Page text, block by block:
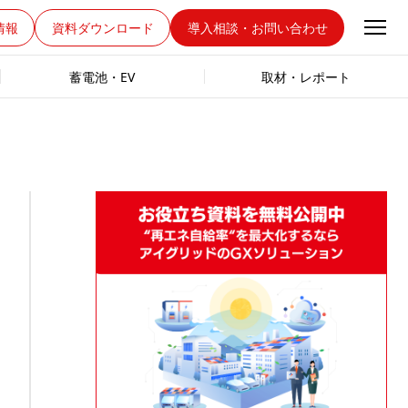
報 資料ダウンロード 導入相談・お問い合わせ
蓄電池・EV 取材・レポート